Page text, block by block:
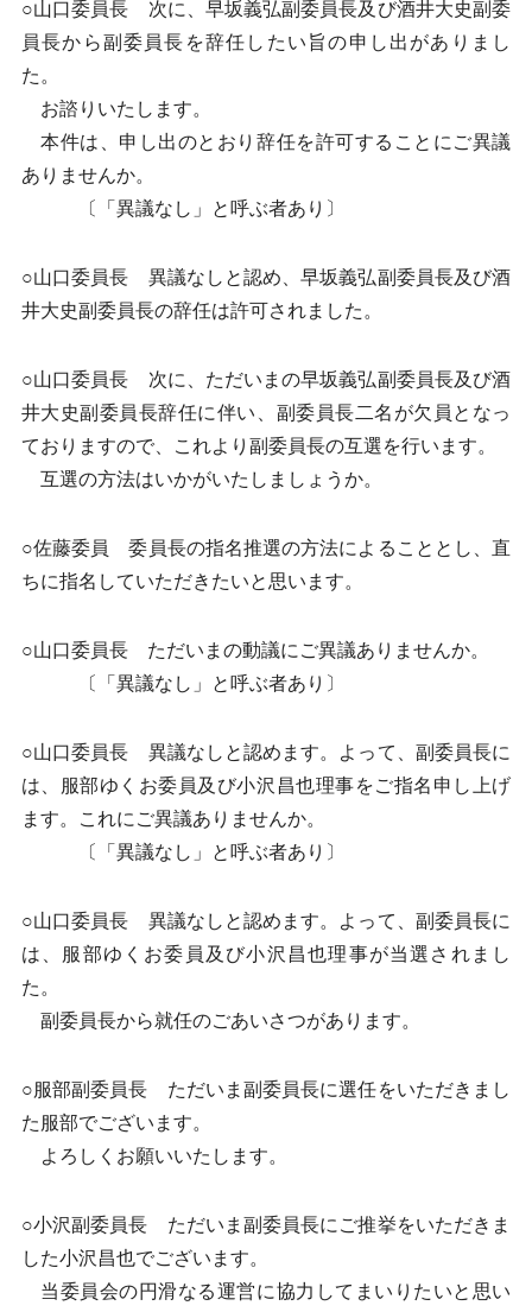
○山口委員長 次に、早坂義弘副委員長及び酒井大史副委
員長から副委員長を辞任したい旨の申し出がありまし
た。
お諮りいたします。
本件は、申し出のとおり辞任を許可することにご異議
ありませんか。
〔「異議なし」と呼ぶ者あり〕
○山口委員長 異議なしと認め、早坂義弘副委員長及び酒
井大史副委員長の辞任は許可されました。
○山口委員長 次に、ただいまの早坂義弘副委員長及び酒
井大史副委員長辞任に伴い、副委員長二名が欠員となっ
ておりますので、これより副委員長の互選を行います。
互選の方法はいかがいたしましょうか。
○佐藤委員 委員長の指名推選の方法によることとし、直
ちに指名していただきたいと思います。
○山口委員長 ただいまの動議にご異議ありませんか。
〔「異議なし」と呼ぶ者あり〕
○山口委員長 異議なしと認めます。よって、副委員長に
は、服部ゆくお委員及び小沢昌也理事をご指名申し上げ
ます。これにご異議ありませんか。
〔「異議なし」と呼ぶ者あり〕
○山口委員長 異議なしと認めます。よって、副委員長に
は、服部ゆくお委員及び小沢昌也理事が当選されまし
た。
副委員長から就任のごあいさつがあります。
○服部副委員長 ただいま副委員長に選任をいただきまし
た服部でございます。
よろしくお願いいたします。
○小沢副委員長 ただいま副委員長にご推挙をいただきま
した小沢昌也でございます。
当委員会の円滑なる運営に協力してまいりたいと思い